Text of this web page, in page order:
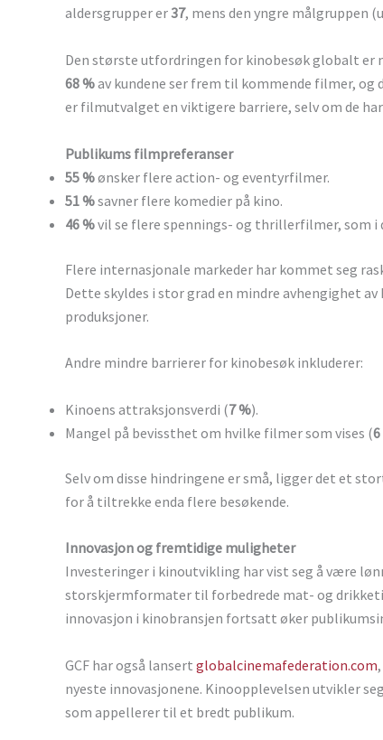
aldersgrupper er37, mens den yngre målgruppen
Den største utfordringen for kinobesøk globalt er
68 %av kundene ser frem til kommende filmer,
er filmutvalget en viktigere barriere, selv om de
Publikums filmpreferanser
55 %ønsker flere action- og eventyrfilmer.
51 %savner flere komedier på kino.
46 %vil se flere spennings- og thrillerfilmer, som i
Flere internasjonale markeder har kommet seg
Dette skyldes i stor grad en mindre avhengighet
produksjoner.
Andre mindre barrierer for kinobesøk inkluderer:
Kinoens attraksjonsverdi (7 %).
Mangel på bevissthet om hvilke filmer som vises (
Selv om disse hindringene er små, ligger det et
for å tiltrekke enda flere besøkende.
Innovasjon og fremtidige muligheter
Investeringer i kinoutvikling har vist seg å være
storskjermformater til forbedrede mat- og
innovasjon i kinobransjen fortsatt øker
GCF har også lansert globalcinemafederation.com
nyeste innovasjonene. Kinoopplevelsen utvikler
som appellerer til et bredt publikum.